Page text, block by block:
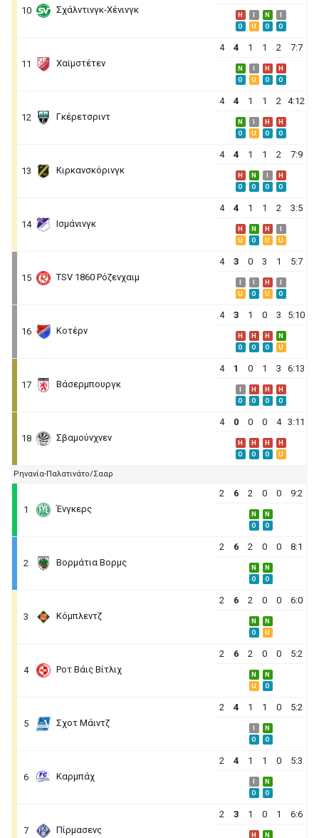
10 Σχάλντινγκ-Χένινγκ H N
O
U O O
11 Χαϊμστέτεν
4 4 1 1 2 7:7
N H
H
O
U O O
12 Γκέρετσριντ
4 4 1 1 2 4:12
N H
H
O
U O O
13 Κιρκανσκόρινγκ
4 4 1 1 2 7:9
H N
H
O
O O O
14 Ισμάνινγκ
4 4 1 1 2 3:5
H N H
U
O U U
15 TSV 1860 Ρόζενχαιμ
4 3 0 3 1 5:7
H
U
O U O
16 Κοτέρν
4 3 1 0 3 5:10
H H H
N
O
O O U
17 Βάσερμπουργκ
4 1 0 1 3 6:13
H H
H
O
O O O
18 Σβαμούνχνεν
4 0 0 0 4 3:11
H H H
H
O
O O U
Ρηνανία-Παλατινάτο/Σααρ
1 Ένγκερς
2 6 2 0 0 9:2
N
N
O
O
2 Βορμάτια Βορμς
2 6 2 0 0 8:1
N
N
O
O
3 Κόμπλεντζ
2 6 2 0 0 6:0
N
N
O
U
4 Ροτ Βάις Βίτλιχ
2 6 2 0 0 5:2
N
N
U
O
5 Σχοτ Μάιντζ
2 4 1 1 0 5:2
N
O
O
6 Καρμπάχ
2 4 1 1 0 5:3
N
O
O
7 Πίρμασενς
2 3 1 0 1 6:6
H N